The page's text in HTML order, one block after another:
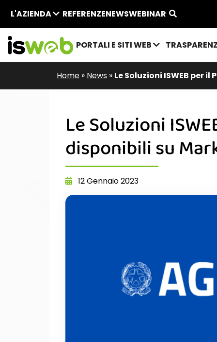
L'AZIENDA REFERENZENEWSWEBINAR
PORTALI E SITI WEB
Home » News » Le Soluzioni ISWEB per
Le Soluzioni
disponibili su
12 Gennaio 2023